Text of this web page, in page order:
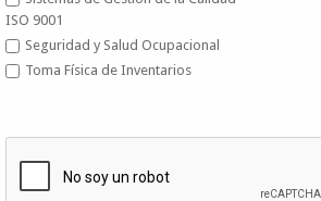
ISO 9001
Seguridad y Salud Ocupacional
Toma Física de Inventarios